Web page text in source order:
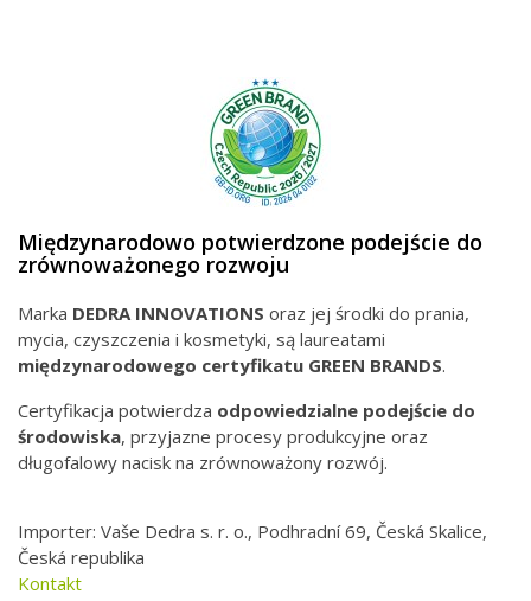
Międzynarodowo potwierdzone podejście do
zrównoważonego rozwoju
Marka DEDRA INNOVATIONS oraz jej środki do prania,
mycia, czyszczenia i kosmetyki, są laureatami
międzynarodowego certyfikatu GREEN BRANDS.
Certyfikacja potwierdza odpowiedzialne podejście do
środowiska, przyjazne procesy produkcyjne oraz
długofalowy nacisk na zrównoważony rozwój.
Importer: Vaše Dedra s. r. o., Podhradní 69, Česká Skalice,
Česká republika
Kontakt